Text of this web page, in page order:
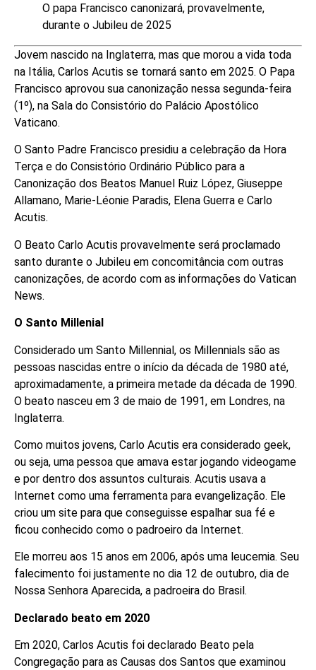
O papa Francisco canonizará, provavelmente,
durante o Jubileu de 2025
Jovem nascido na Inglaterra, mas que morou a vida toda
na Itália, Carlos Acutis se tornará santo em 2025. O Papa
Francisco aprovou sua canonização nessa segunda-feira
(1º), na Sala do Consistório do Palácio Apostólico
Vaticano.
O Santo Padre Francisco presidiu a celebração da Hora
Terça e do Consistório Ordinário Público para a
Canonização dos Beatos Manuel Ruiz López, Giuseppe
Allamano, Marie-Léonie Paradis, Elena Guerra e Carlo
Acutis.
O Beato Carlo Acutis provavelmente será proclamado
santo durante o Jubileu em concomitância com outras
canonizações, de acordo com as informações do Vatican
News.
O Santo Millenial
Considerado um Santo Millennial, os Millennials são as
pessoas nascidas entre o início da década de 1980 até,
aproximadamente, a primeira metade da década de 1990.
O beato nasceu em 3 de maio de 1991, em Londres, na
Inglaterra.
Como muitos jovens, Carlo Acutis era considerado geek,
ou seja, uma pessoa que amava estar jogando videogame
e por dentro dos assuntos culturais. Acutis usava a
Internet como uma ferramenta para evangelização. Ele
criou um site para que conseguisse espalhar sua fé e
ficou conhecido como o padroeiro da Internet.
Ele morreu aos 15 anos em 2006, após uma leucemia. Seu
falecimento foi justamente no dia 12 de outubro, dia de
Nossa Senhora Aparecida, a padroeira do Brasil.
Declarado beato em 2020
Em 2020, Carlos Acutis foi declarado Beato pela
Congregação para as Causas dos Santos que examinou